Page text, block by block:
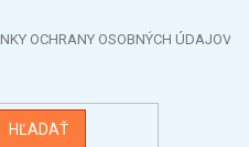
OCHRANY OSOBNÝCH ÚDAJOV
HĽADAŤ